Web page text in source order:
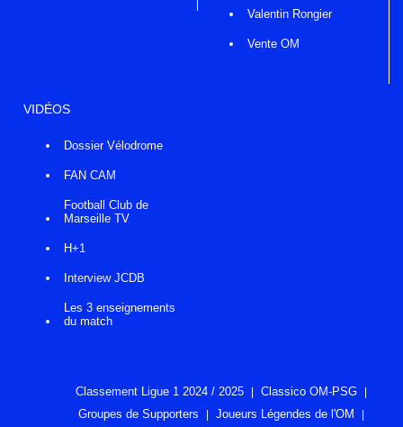
Valentin Rongier
Vente OM
VIDÉOS
Dossier Vélodrome
FAN CAM
Football Club de
Marseille TV
H+1
Interview JCDB
Les 3 enseignements
du match
Classement Ligue 1 2024 / 2025
Classico OM-PSG
Groupes de Supporters
Joueurs Légendes de l'OM